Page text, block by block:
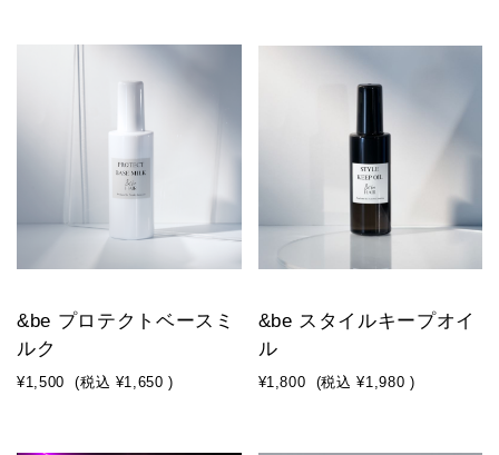
&be プロテクトベースミ
ルク
¥1,500 (税込 ¥1,650 )
&be スタイルキープオイ
ル
¥1,800 (税込 ¥1,980 )